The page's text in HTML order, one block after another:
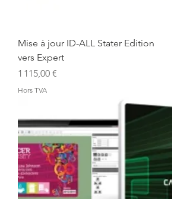
Mise à jour ID-ALL Stater Edition
vers Expert
Prix
1 115,00 €
Hors TVA